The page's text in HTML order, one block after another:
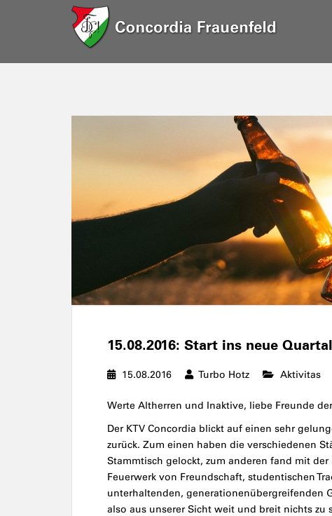
15.08.2016: Start ins neue Quartal
15.08.2016 Turbo Hotz Aktivitas
Werte Altherren und Inaktive, liebe Freunde
Der KTV Concordia blickt auf einen sehr
zurück. Zum einen haben die verschiedenen
Stammtisch gelockt, zum anderen fand mit
Feuerwerk von Freundschaft, studentischen
unterhaltenden, generationenübergreifenden
also aus unserer Sicht weit und breit nichts zu